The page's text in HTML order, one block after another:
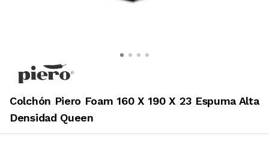
Colchón Piero Foam 160 X 190 X 23 Espuma Alta
Densidad Queen